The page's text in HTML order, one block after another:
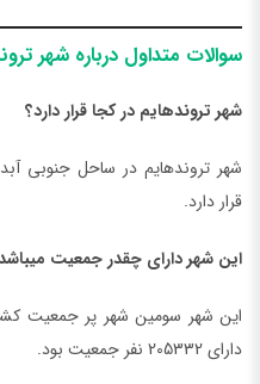
سوالات متداول درباره شهر
شهر تروندهایم در کجا قرار دارد؟
شهر تروندهایم در ساحل جنوبی
قرار دارد.
این شهر دارای چقدر جمعیت
دارای 205332 نفر جمعیت بود.